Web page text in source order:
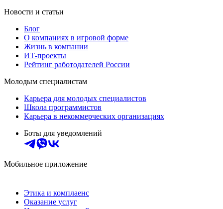
Новости и статьи
Блог
О компаниях в игровой форме
Жизнь в компании
ИТ-проекты
Рейтинг работодателей России
Молодым специалистам
Карьера для молодых специалистов
Школа программистов
Карьера в некоммерческих организациях
Боты для уведомлений
Мобильное приложение
Этика и комплаенс
Оказание услуг